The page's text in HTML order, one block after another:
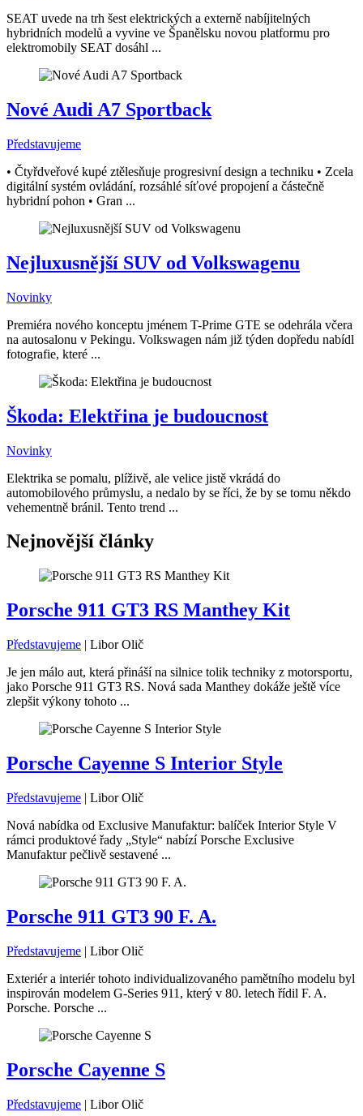
SEAT uvede na trh šest elektrických a externě nabíjitelných
hybridních modelů a vyvine ve Španělsku novou platformu pro
elektromobily SEAT dosáhl ...
Nové Audi A7 Sportback
Představujeme
• Čtyřdveřové kupé ztělesňuje progresivní design a techniku • Zcela
digitální systém ovládání, rozsáhlé síťové propojení a částečně
hybridní pohon • Gran ...
Nejluxusnější SUV od Volkswagenu
Novinky
Premiéra nového konceptu jménem T-Prime GTE se odehrála včera
na autosalonu v Pekingu. Volkswagen nám již týden dopředu nabídl
fotografie, které ...
Škoda: Elektřina je budoucnost
Novinky
Elektrika se pomalu, plíživě, ale velice jistě vkrádá do
automobilového průmyslu, a nedalo by se říci, že by se tomu někdo
vehementně bránil. Tento trend ...
Nejnovější články
Porsche 911 GT3 RS Manthey Kit
Představujeme | Libor Olič
Je jen málo aut, která přináší na silnice tolik techniky z motorsportu,
jako Porsche 911 GT3 RS. Nová sada Manthey dokáže ještě více
zlepšit výkony tohoto ...
Porsche Cayenne S Interior Style
Představujeme | Libor Olič
Nová nabídka od Exclusive Manufaktur: balíček Interior Style V
rámci produktové řady „Style“ nabízí Porsche Exclusive
Manufaktur pečlivě sestavené ...
Porsche 911 GT3 90 F. A.
Představujeme | Libor Olič
Exteriér a interiér tohoto individualizovaného pamětního modelu byl
inspirován modelem G-Series 911, který v 80. letech řídil F. A.
Porsche. Porsche ...
Porsche Cayenne S
Představujeme | Libor Olič